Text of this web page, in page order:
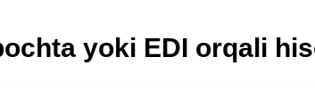
yoki EDI orqali